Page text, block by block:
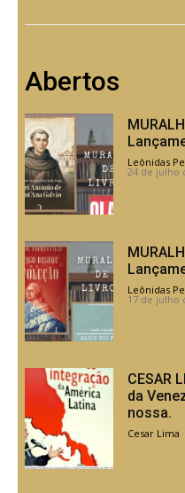
Abertos
Leônidas
24 de julho
Leônidas
17 de julho
CESAR
da
nossa.
Cesar Lima